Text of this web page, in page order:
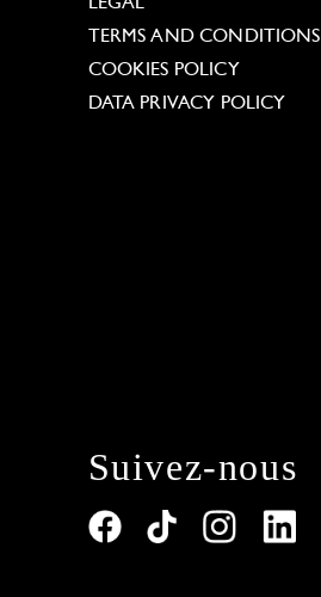
TERMS AND CONDITIONS
COOKIES POLICY
DATA PRIVACY POLICY
Suivez-nous